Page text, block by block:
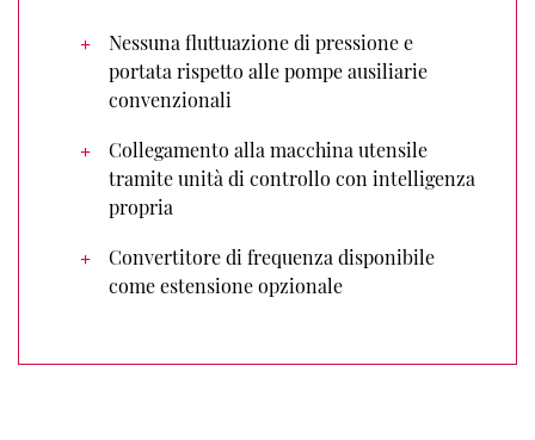
Nessuna fluttuazione di pressione e
portata rispetto alle pompe ausiliarie
convenzionali
Collegamento alla macchina utensile
tramite unità di controllo con intelligenza
propria
Convertitore di frequenza disponibile
come estensione opzionale